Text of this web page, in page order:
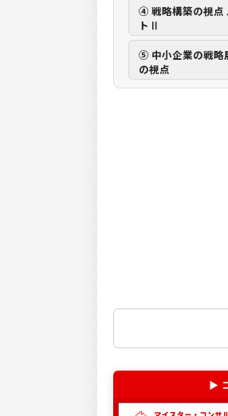
④ 戦略構築の視点
トⅡ
⑤ 中小企業の戦略
の視点
▶